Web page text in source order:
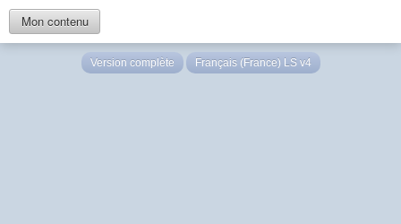
Mon contenu
Version complète Français (France) LS v4